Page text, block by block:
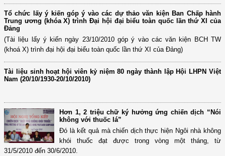
Tổ chức lấy ý kiến góp ý vào các dự thảo văn kiện Ban Chấp hành
Trung ương (khóa X) trình Đại hội đại biểu toàn quốc lần thứ XI của
Đảng
(Tài liệu lấy ý kiến ngày 23/10/2010 góp ý vào các văn kiện BCH TW
(khoá X) trình đại hội đại biểu toàn quốc lần thứ XI của Đảng)
Tài liệu sinh hoạt hội viên kỷ niệm 80 ngày thành lập Hội LHPN Việt
Nam (20/10/1930-20/10/2010)
Hơn 1, 2 triệu chữ ký hưởng ứng chiến dịch “Nói
không với thuốc lá”
Đó là kết quả mà chiến dịch thực hiện Ngôi nhà không
khói thuốc đạt được trong vòng một tháng, từ
31/5/2010 đến 30/6/2010.